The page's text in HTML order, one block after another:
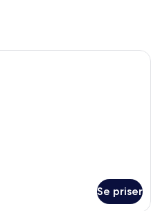
Minibar, pengeskab på værelset,
Se priser